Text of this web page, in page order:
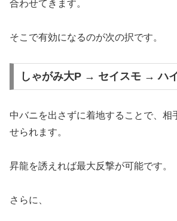
合わせてきます。
そこで有効になるのが次の択です。
しゃがみ大P → セイスモ → ハ
中バニを出さずに着地することで、相
せられます。
昇龍を誘えれば最大反撃が可能です。
さらに、